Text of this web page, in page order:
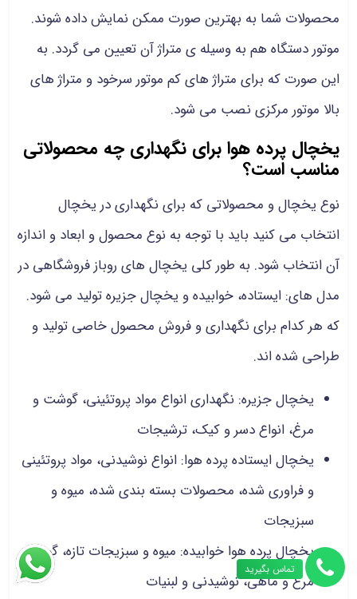
محصولات شما به بهترین صورت ممکن نمایش داده شوند.
موتور دستگاه هم به وسیله ی متراژ آن تعیین می گردد. به
این صورت که برای متراژ های کم موتور سرخود و متراژ های
بالا موتور مرکزی نصب می شود.
یخچال پرده هوا برای نگهداری چه محصولاتی
مناسب است؟
نوع یخچال و محصولاتی که برای نگهداری در یخچال
انتخاب می کنید باید با توجه به نوع محصول و ابعاد و اندازه
آن انتخاب شود. به طور کلی یخچال های روباز فروشگاهی در
مدل های: ایستاده، خوابیده و یخچال جزیره تولید می شود.
که هر کدام برای نگهداری و فروش محصول خاصی تولید و
طراحی شده اند.
یخچال جزیره: نگهداری انواع مواد پروتئینی، گوشت و
مرغ، انواع دسر و کیک، ترشیجات
یخچال ایستاده پرده هوا: انواع نوشیدنی، مواد پروتئینی
و فراوری شده، محصولات بسته بندی شده، میوه و
سبزیجات
یخچال پرده هوا خوابیده: میوه و سبزیجات تازه، گوشت،
مرغ و ماهی، نوشیدنی و لبنیات
تماس بگیرید